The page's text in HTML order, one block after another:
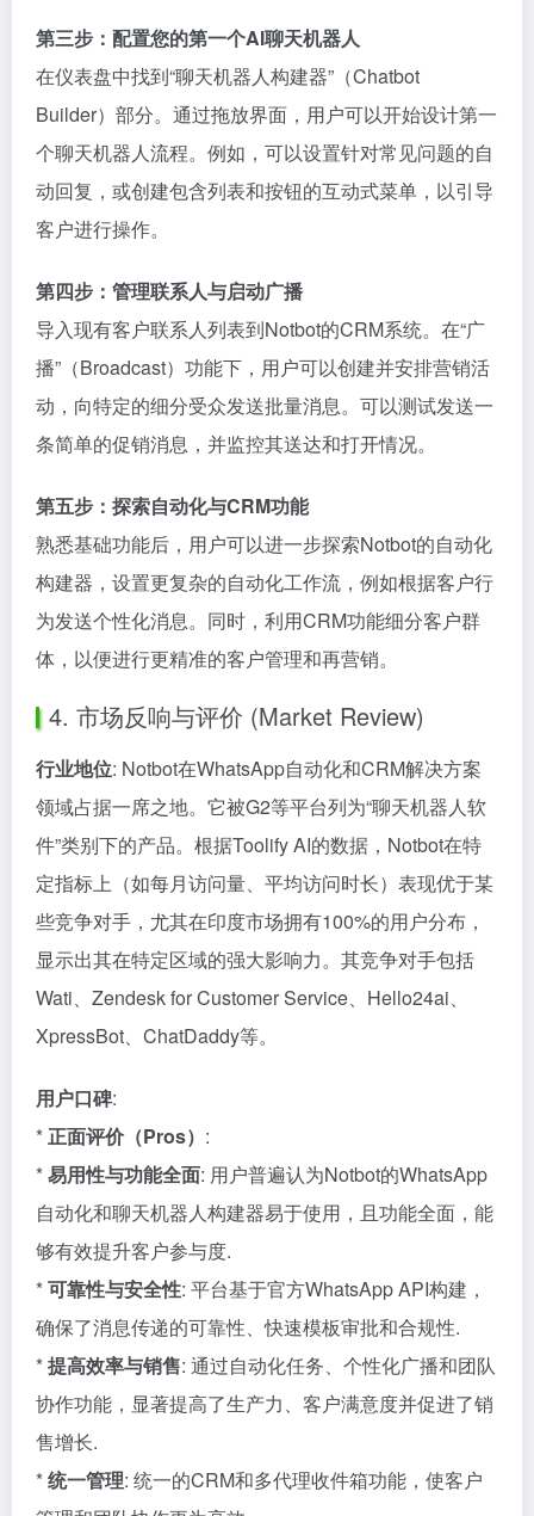
第三步：配置您的第一个AI聊天机器人
在仪表盘中找到“聊天机器人构建器”（Chatbot
Builder）部分。通过拖放界面，用户可以开始设计第一
个聊天机器人流程。例如，可以设置针对常见问题的自
动回复，或创建包含列表和按钮的互动式菜单，以引导
客户进行操作。
第四步：管理联系人与启动广播
导入现有客户联系人列表到Notbot的CRM系统。在“广
播”（Broadcast）功能下，用户可以创建并安排营销活
动，向特定的细分受众发送批量消息。可以测试发送一
条简单的促销消息，并监控其送达和打开情况。
第五步：探索自动化与CRM功能
熟悉基础功能后，用户可以进一步探索Notbot的自动化
构建器，设置更复杂的自动化工作流，例如根据客户行
为发送个性化消息。同时，利用CRM功能细分客户群
体，以便进行更精准的客户管理和再营销。
4. 市场反响与评价 (Market Review)
行业地位: Notbot在WhatsApp自动化和CRM解决方案
领域占据一席之地。它被G2等平台列为“聊天机器人软
件”类别下的产品。根据Toolify AI的数据，Notbot在特
定指标上（如每月访问量、平均访问时长）表现优于某
些竞争对手，尤其在印度市场拥有100%的用户分布，
显示出其在特定区域的强大影响力。其竞争对手包括
Wati、Zendesk for Customer Service、Hello24ai、
XpressBot、ChatDaddy等。
用户口碑:
*正面评价（Pros） :
*易用性与功能全面: 用户普遍认为Notbot的WhatsApp
自动化和聊天机器人构建器易于使用，且功能全面，能
够有效提升客户参与度.
*可靠性与安全性: 平台基于官方WhatsApp API构建，
确保了消息传递的可靠性、快速模板审批和合规性.
*提高效率与销售: 通过自动化任务、个性化广播和团队
协作功能，显著提高了生产力、客户满意度并促进了销
售增长.
*统一管理: 统一的CRM和多代理收件箱功能，使客户